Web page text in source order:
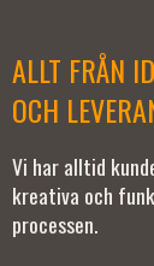
ALLT FRÅN
OCH
Vi har alltid
kreativa och
processen.